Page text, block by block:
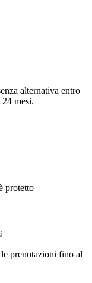
alternativa entro
mesi.
protetto
prenotazioni fino al